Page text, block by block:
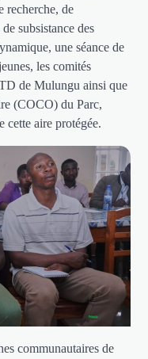
recherche, de
subsistance des
une séance de
les comités
de Mulungu ainsi que
(COCO) du Parc,
cette aire protégée.
communautaires de